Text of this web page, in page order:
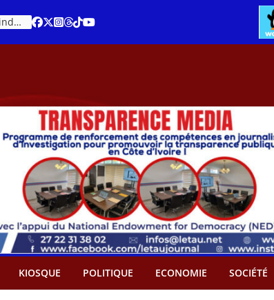
An 66 de la Côte d’Ivoire : Célébration de l’indépendance ou cérémonie d’hommage à Ouattara ?
KIOSQUE POLITIQUE ECONOMIE SOCIÉTÉ